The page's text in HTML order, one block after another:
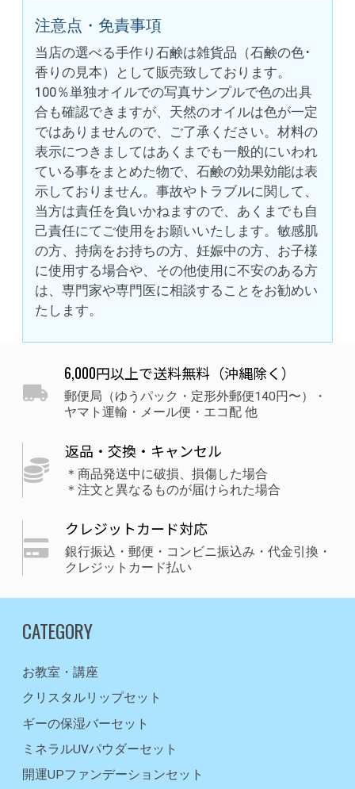
注意点・免責事項
当店の選べる手作り石鹸は雑貨品（石鹸の色･
香りの見本）として販売致しております。
100％単独オイルでの写真サンプルで色の出具
合も確認できますが、天然のオイルは色が一定
ではありませんので、ご了承ください。材料の
表示につきましてはあくまでも一般的にいわれ
ている事をまとめた物で、石鹸の効果効能は表
示しておりません。事故やトラブルに関して、
当方は責任を負いかねますので、あくまでも自
己責任にてご使用をお願いいたします。敏感肌
の方、持病をお持ちの方、妊娠中の方、お子様
に使用する場合や、その他使用に不安のある方
は、専門家や専門医に相談することをお勧めい
たします。
6,000円以上で送料無料（沖縄除く）
郵便局（ゆうパック・定形外郵便140円〜）・
ヤマト運輸・メール便・エコ配 他
返品・交換・キャンセル
＊商品発送中に破損、損傷した場合
＊注文と異なるものが届けられた場合
クレジットカード対応
銀行振込・郵便・コンビニ振込み・代金引換・
クレジットカード払い
CATEGORY
お教室・講座
クリスタルリップセット
ギーの保湿バーセット
ミネラルUVパウダーセット
開運UPファンデーションセット